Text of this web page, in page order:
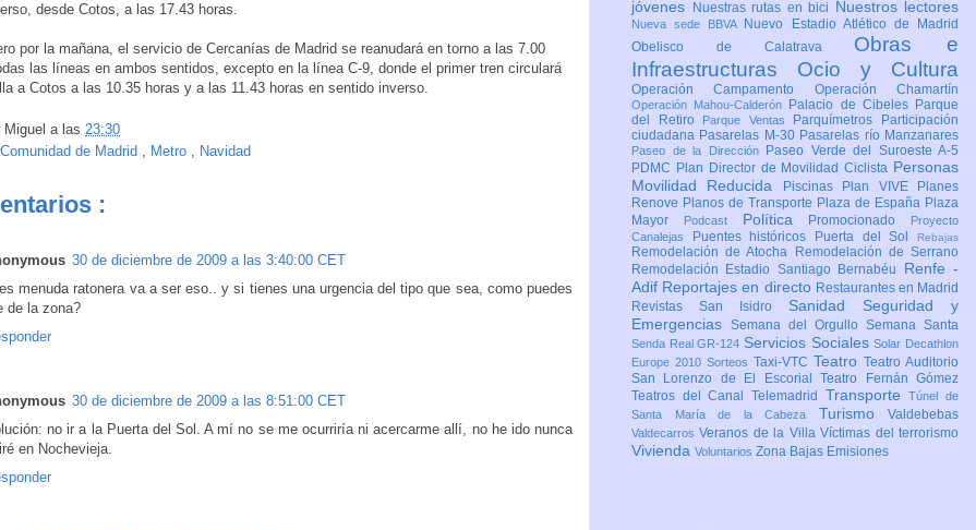
desde Cotos, a las 17.43 horas.
por la mañana, el servicio de Cercanías de Madrid se reanudará en torno a las 7.00
las líneas en ambos sentidos, excepto en la línea C-9, donde el primer tren circulará
a Cotos a las 10.35 horas y a las 11.43 horas en sentido inverso.
Miguel a las 23:30
Comunidad de Madrid , Metro , Navidad
:
30 de diciembre de 2009 a las 3:40:00 CET
menuda ratonera va a ser eso.. y si tienes una urgencia del tipo que sea, como puedes
de la zona?
30 de diciembre de 2009 a las 8:51:00 CET
no ir a la Puerta del Sol. A mí no se me ocurriría ni acercarme allí, no he ido nunca
en Nochevieja.
jóvenes
Nuestras rutas en bici Nuestros lectores
Nueva sede BBVA
Nuevo Estadio Atlético de Madrid
Obelisco de Calatrava Obras e
Infraestructuras Ocio y Cultura
Operación Campamento Operación Chamartín
Operación Mahou-Calderón Palacio de Cibeles Parque
del Retiro
Parque Ventas Parquímetros
Participación
ciudadana Pasarelas M-30 Pasarelas río Manzanares
Paseo de la Dirección
Paseo Verde del Suroeste A-5
PDMC Plan Director de Movilidad Ciclista Personas
Movilidad Reducida
Piscinas Plan VIVE
Planes
Renove Planos de Transporte Plaza de España Plaza
Mayor
Podcast Política Promocionado
Proyecto
Canalejas
Puentes históricos Puerta del Sol Rebajas
Remodelación de Atocha
Remodelación de Serrano
Remodelación Estadio Santiago Bernabéu Renfe -
Adif Reportajes en directo Restaurantes en Madrid
Revistas San Isidro Sanidad Seguridad y
Emergencias Semana del Orgullo Semana Santa
Senda Real GR-124 Servicios SocialesSolar Decathlon
Europe 2010 Sorteos Taxi-VTC Teatro Teatro Auditorio
San Lorenzo de El EscorialTeatro Fernán Gómez
Teatros del Canal Telemadrid TransporteTúnel de
Santa María de la Cabeza Turismo Valdebebas
ValdecarrosVeranos de la VillaVíctimas del terrorismo
Vivienda Voluntarios Zona Bajas Emisiones